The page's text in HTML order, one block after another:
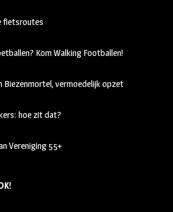
fietsroutes
Kom Walking Footballen!
Biezenmortel, vermoedelijk opzet
hoe zit dat?
Vereniging 55+